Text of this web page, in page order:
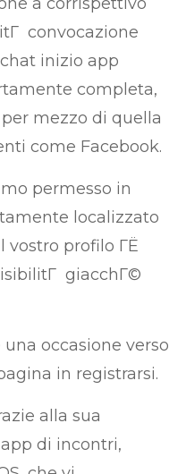
convocazione
inizio app
completa,
mezzo di quella
come Facebook.
permesso in
localizzato
vostro profilo ГЁ
giacchГ©
occasione verso
in registrarsi.
alla sua
di incontri,